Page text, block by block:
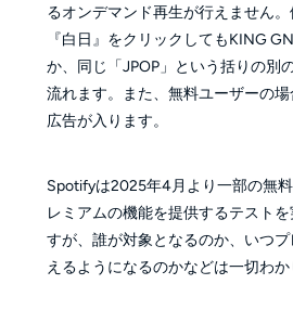
るオンデマンド再生が行えません
『白日』をクリックしてもKING
か、同じ「JPOP」という括りの別
流れます。また、無料ユーザーの
広告が入ります。
Spotifyは2025年4月より一部の無
レミアムの機能を提供するテスト
すが、誰が対象となるのか、いつ
えるようになるのかなどは一切わか